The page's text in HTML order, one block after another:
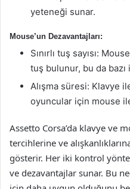
yeteneği sunar.
Mouse’un Dezavantajları:
Sınırlı tuş sayısı:
tuş bulunur, bu da
Alışma süresi: Klavye
oyuncular için mouse
Assetto Corsa’da klavye ve
tercihlerine ve
gösterir. Her iki kontrol
ve dezavantajlar sunar. Bu